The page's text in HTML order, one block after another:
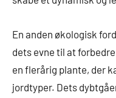
En anden økologisk
dets evne til at
en flerårig plante, der
jordtyper. Dets